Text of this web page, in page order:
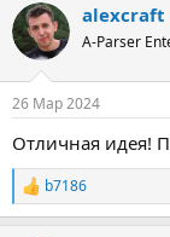
к
ц
и
alexcraft
A-Parser
26 Мар 2024
Отличная идея!
Р
е
b7186